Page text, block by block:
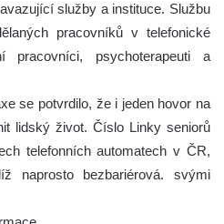
služby a instituce. Službu
pracovníků v telefonické
pracovníci, psychoterapeuti a
se potvrdilo, že i jeden hovor na
lidský život. Číslo Linky seniorů
telefonních automatech v ČR,
naprosto bezbariérová. svými